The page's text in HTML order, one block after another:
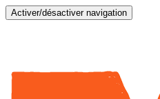
Activer/désactiver navigation